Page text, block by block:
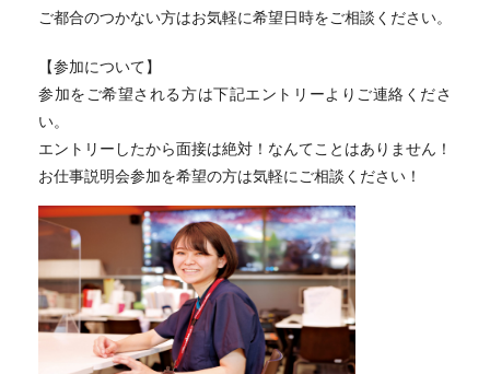
ご都合のつかない方はお気軽に希望日時をご相談ください。
【参加について】
参加をご希望される方は下記エントリーよりご連絡くださ
い。
エントリーしたから面接は絶対！なんてことはありません！
お仕事説明会参加を希望の方は気軽にご相談ください！